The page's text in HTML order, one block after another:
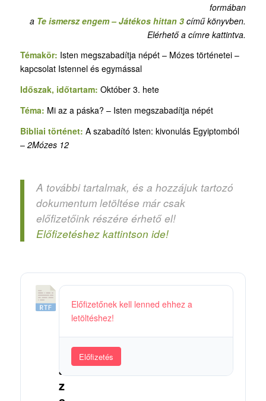
formában
a Te ismersz engem – Játékos hittan 3 című könyvben.
Elérhető a címre kattintva.
Témakör: Isten megszabadítja népét – Mózes történetei –
kapcsolat Istennel és egymással
Időszak, időtartam: Október 3. hete
Téma: Mi az a páska? – Isten megszabadítja népét
Bibliai történet: A szabadító Isten: kivonulás Egyiptomból
– 2Mózes 12
A további tartalmak, és a hozzájuk tartozó
dokumentum letöltése már csak
előfizetőink részére érhető el!
Előfizetéshez kattintson ide!
0
M
a
z
Előfizetőnek kell lenned ehhez a
letöltéshez!
Előfizetés